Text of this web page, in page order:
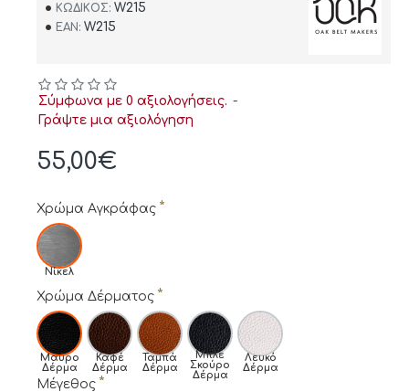
ΚΩΔΙΚΌΣ: W215
EAN: W215
Σύμφωνα με 0 αξιολογήσεις. -
Γράψτε μια αξιολόγηση
55,00€
Χρώμα Αγκράφας
Νίκελ
Χρώμα Δέρματος
Μαύρο
Δέρμα
Καφέ
Δέρμα
Ταμπά
Δέρμα
Μπλε
Σκούρο
Δέρμα
Λευκό
Δέρμα
Μέγεθος